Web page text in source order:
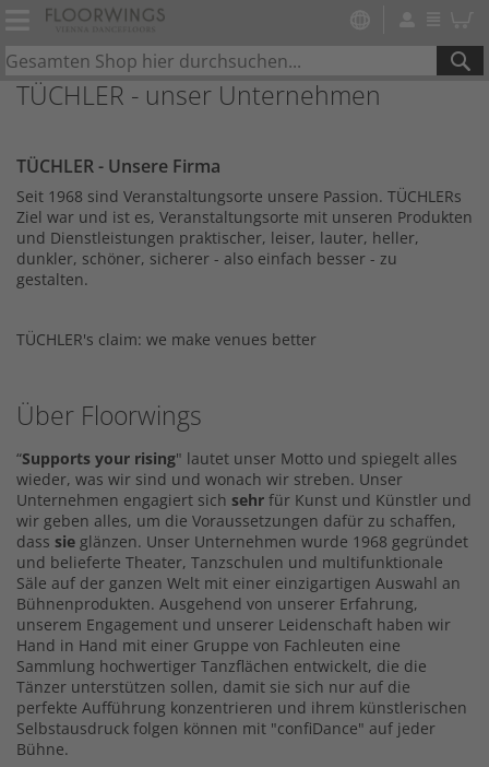
TÜCHLER - unser Unternehmen
TÜCHLER - Unsere Firma
Seit 1968 sind Veranstaltungsorte unsere Passion. TÜCHLERs
Ziel war und ist es, Veranstaltungsorte mit unseren Produkten
und Dienstleistungen praktischer, leiser, lauter, heller,
dunkler, schöner, sicherer - also einfach besser - zu
gestalten.
TÜCHLER's claim: we make venues better
Über Floorwings
“Supports your rising" lautet unser Motto und spiegelt alles
wieder, was wir sind und wonach wir streben. Unser
Unternehmen engagiert sich sehr für Kunst und Künstler und
wir geben alles, um die Voraussetzungen dafür zu schaffen,
dass sie glänzen. Unser Unternehmen wurde 1968 gegründet
und belieferte Theater, Tanzschulen und multifunktionale
Säle auf der ganzen Welt mit einer einzigartigen Auswahl an
Bühnenprodukten. Ausgehend von unserer Erfahrung,
unserem Engagement und unserer Leidenschaft haben wir
Hand in Hand mit einer Gruppe von Fachleuten eine
Sammlung hochwertiger Tanzflächen entwickelt, die die
Tänzer unterstützen sollen, damit sie sich nur auf die
perfekte Aufführung konzentrieren und ihrem künstlerischen
Selbstausdruck folgen können mit "confiDance" auf jeder
Bühne.